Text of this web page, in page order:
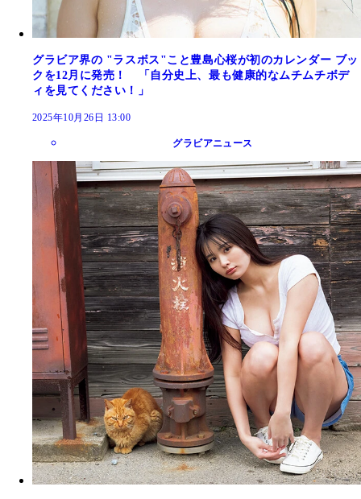
グラビア界の "ラスボス"こと豊島心桜が初のカレンダー ブッ
クを12月に発売！ 「自分史上、最も健康的なムチムチボデ
ィを見てください！」
2025年10月26日 13:00
グラビアニュース